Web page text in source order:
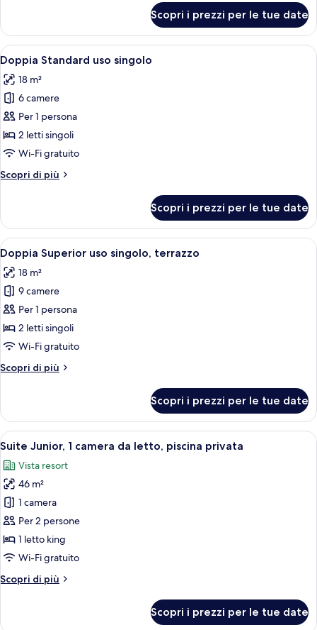
Junior,
terrazzo
Scopri i prezzi per le tue date
Apri
tutte
le
foto
per
Doppia
Standard
singolo
Un letto matrimoniale con una
8
Doppia Standard uso singolo
18 m²
6 camere
Per 1 persona
2 letti singoli
Wi-Fi gratuito
Scopri di più
Altri
Standard
uso
singolo
Scopri i prezzi per le tue date
Apri
tutte
le
foto
per
Doppia
Superior
singolo,
Una camera da letto con soffitto in
22
Doppia Superior uso singolo, terrazzo
18 m²
9 camere
Per 1 persona
2 letti singoli
Wi-Fi gratuito
Scopri di più
Altri
Superior
uso
singolo,
Scopri i prezzi per le tue date
Apri
tutte
le
foto
per
Suite
Junior,
1
camera
da
Una camera da letto con un letto,
27
Suite Junior, 1 camera da letto, piscina privata
Vista resort
46 m²
1 camera
Per 2 persone
1 letto king
Wi-Fi gratuito
Scopri di più
Altri
Scopri i prezzi per le tue date